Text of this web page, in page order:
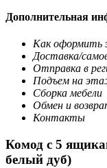
Дополнительная
Как оформить
Доставка/
Отправка в
Подъем на
Сборка мебели
Обмен и
Контакты
Комод с 5
белый дуб)